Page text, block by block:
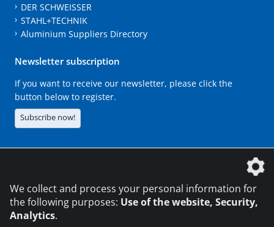
DER SCHWEISSER
STAHL+TECHNIK
Aluminium Suppliers Directory
Newsletter subscription
If you want to receive our newsletter, please click the
button below to register.
Subscribe now!
We collect and process your personal information for
the following purposes: Use of the website, Security,
Analytics.